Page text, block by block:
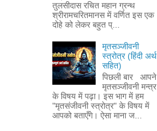
तुलसीदास रचित महान ग्रन्थ
श्रीरामचरितमानस में वर्णित इस एक
दोहे को लेकर बहुत प्...
मृतसञ्जीवनी
स्त्रोत्र (हिंदी अर्थ
सहित)
पिछली बार आपने
मृतसञ्जीवनी मन्त्र
के विषय में पढ़ा। इस भाग में हम
"मृतसंजीवनी स्त्रोत्र" के विषय में
आपको बताएँगे। ऐसा माना ज...